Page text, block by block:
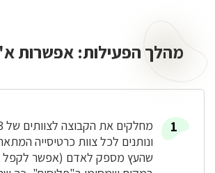
מהלךמהלך הפעילות: אפשרות א'
ונותנים לכל צוות כרטיסייה
שהעץ מספק לאדם (אפשר לקפל